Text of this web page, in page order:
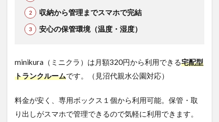
収納から管理までスマホで完結
安心の保管環境（温度・湿度）
minikura（ミニクラ）は月額320円から利用できる宅配型
トランクルームです。（見沼代親水公園対応）
料金が安く、専用ボックス１個から利用可能。保管・取
り出しがスマホで管理できるので気軽に利用できます。